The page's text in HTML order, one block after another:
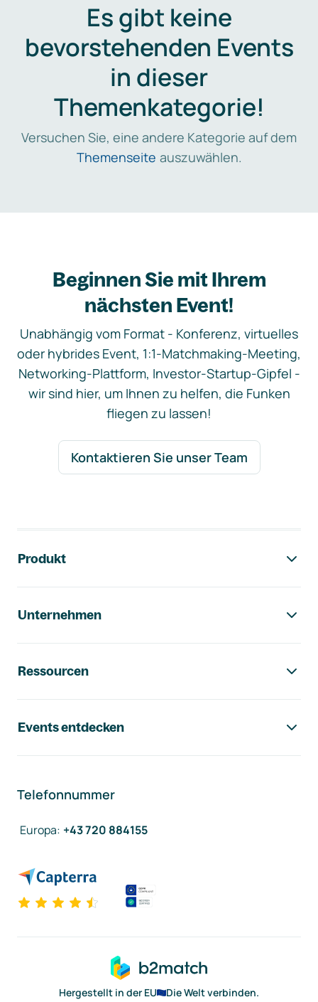
Es gibt keine
bevorstehenden Events
in dieser
Themenkategorie!
Versuchen Sie, eine andere Kategorie auf dem
Themenseite auszuwählen.
Beginnen Sie mit Ihrem
nächsten Event!
Unabhängig vom Format - Konferenz, virtuelles
oder hybrides Event, 1:1-Matchmaking-Meeting,
Networking-Plattform, Investor-Startup-Gipfel -
wir sind hier, um Ihnen zu helfen, die Funken
fliegen zu lassen!
Kontaktieren Sie unser Team
Produkt
Unternehmen
Ressourcen
Events entdecken
Telefonnummer
Europa: +43 720 884155
Hergestellt in der EU
Die Welt verbinden.